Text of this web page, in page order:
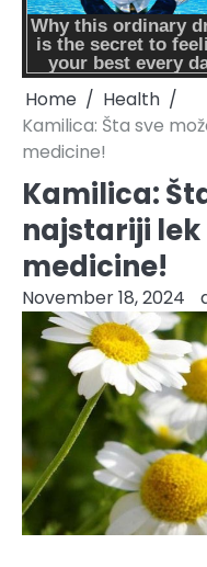
Home
Health
Kamilica: Šta sve
medicine!
Kamilica:
najstariji
medicine!
November 18, 2024